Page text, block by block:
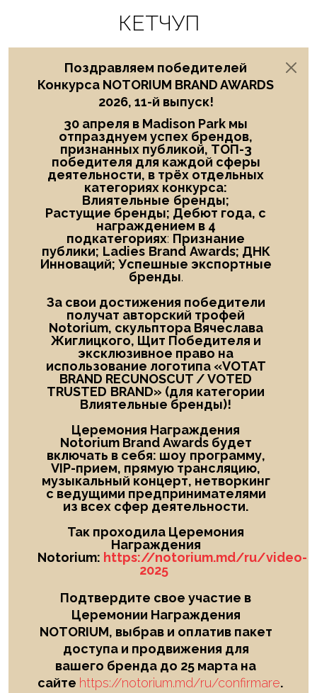
КЕТЧУП
Поздравляем победителей
Конкурса NOTORIUM BRAND AWARDS
2026, 11-й выпуск!
30 апреля в Madison Park мы
отпразднуем успех брендов,
признанных публикой, ТОП-3
победителя для каждой сферы
деятельности, в трёх отдельных
категориях конкурса:
Влиятельные бренды;
Растущие бренды; Дебют года, с
награждением в 4
подкатегориях: Признание
публики; Ladies Brand Awards; ДНК
Инноваций; Успешные экспортные
бренды.
За свои достижения победители
получат авторский трофей
Notorium, скульптора Вячеслава
Жиглицкого, Щит Победителя и
эксклюзивное право на
использование логотипа «VOTAT
BRAND RECUNOSCUT /VOTED
TRUSTED BRAND» (для категории
Влиятельные бренды)!
Церемония Награждения
Notorium Brand Awards будет
включать в себя: шоу программу,
VIP-прием, прямую трансляцию,
музыкальный концерт, нетворкинг
с ведущими предпринимателями
из всех сфер деятельности.
Так проходила Церемония
Награждения
Notorium: https://notorium.md/ru/video-
2025
Подтвердите свое участие в
Церемонии Награждения
NOTORIUM, выбрав и оплатив пакет
доступа и продвижения для
вашего бренда до 25 марта на
сайте https://notorium.md/ru/confirmare.